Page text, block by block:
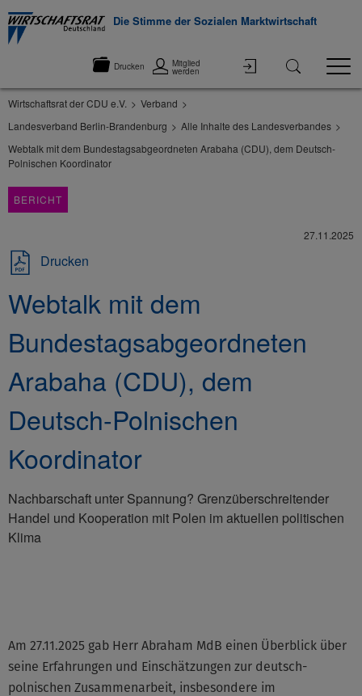
Die Stimme der Sozialen Marktwirtschaft
Drucken Mitglied
werden
Wirtschaftsrat der CDU e.V.
Verband
Landesverband Berlin-Brandenburg
Alle Inhalte des Landesverbandes
Webtalk mit dem Bundestagsabgeordneten Arabaha (CDU), dem Deutsch-
Polnischen Koordinator
BERICHT
27.11.2025
Drucken
Webtalk mit dem
Bundestagsabgeordneten
Arabaha (CDU), dem
Deutsch-Polnischen
Koordinator
Nachbarschaft unter Spannung? Grenzüberschreitender
Handel und Kooperation mit Polen im aktuellen politischen
Klima
Am 27.11.2025 gab Herr Abraham MdB einen Überblick über
seine Erfahrungen und Einschätzungen zur deutsch-
polnischen Zusammenarbeit, insbesondere im